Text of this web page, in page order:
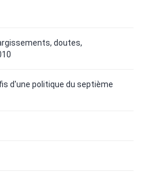
doutes,
d'une politique du septième